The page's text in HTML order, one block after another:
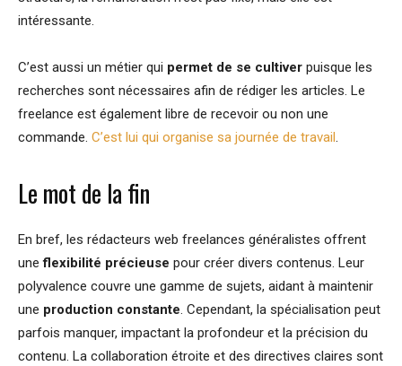
intéressante.
C’est aussi un métier qui permet de se cultiver puisque les
recherches sont nécessaires afin de rédiger les articles. Le
freelance est également libre de recevoir ou non une
commande. C’est lui qui organise sa journée de travail.
Le mot de la fin
En bref, les rédacteurs web freelances généralistes offrent
uneflexibilité précieuse pour créer divers contenus. Leur
polyvalence couvre une gamme de sujets, aidant à maintenir
une production constante. Cependant, la spécialisation peut
parfois manquer, impactant la profondeur et la précision du
contenu. La collaboration étroite et des directives claires sont